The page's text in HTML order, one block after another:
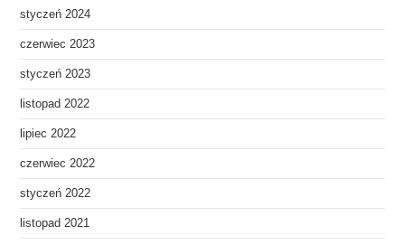
styczeń 2024
czerwiec 2023
styczeń 2023
listopad 2022
lipiec 2022
czerwiec 2022
styczeń 2022
listopad 2021